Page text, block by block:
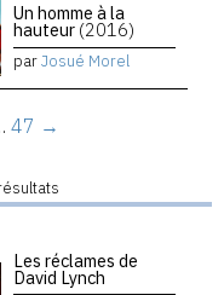
Un homme à la
hauteur (2016)
parJosué Morel
47 →
Les réclames de
David Lynch